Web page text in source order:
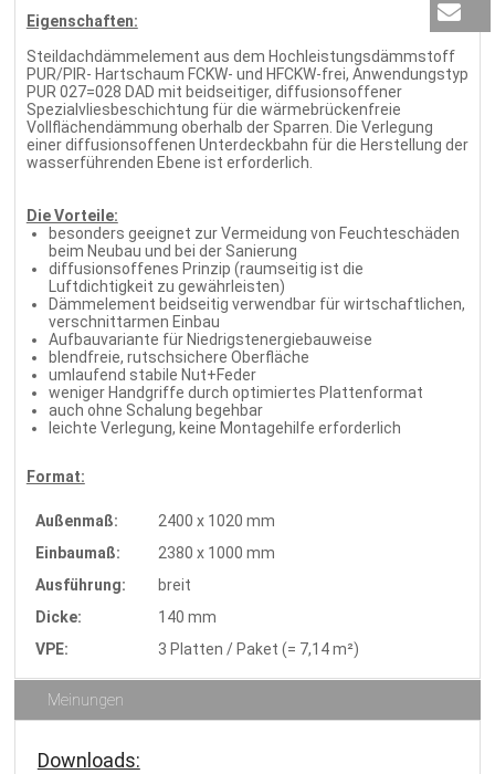
Eigenschaften:
Steildachdämmelement aus dem Hochleistungsdämmstoff
PUR/PIR- Hartschaum FCKW- und HFCKW-frei, Anwendungstyp
PUR 027=028 DAD mit beidseitiger, diffusionsoffener
Spezialvliesbeschichtung für die wärmebrückenfreie
Vollflächendämmung oberhalb der Sparren. Die Verlegung
einer diffusionsoffenen Unterdeckbahn für die Herstellung der
wasserführenden Ebene ist erforderlich.
Die Vorteile:
besonders geeignet zur Vermeidung von Feuchteschäden
beim Neubau und bei der Sanierung
diffusionsoffenes Prinzip (raumseitig ist die
Luftdichtigkeit zu gewährleisten)
Dämmelement beidseitig verwendbar für wirtschaftlichen,
verschnittarmen Einbau
Aufbauvariante für Niedrigstenergiebauweise
blendfreie, rutschsichere Oberfläche
umlaufend stabile Nut+Feder
weniger Handgriffe durch optimiertes Plattenformat
auch ohne Schalung begehbar
leichte Verlegung, keine Montagehilfe erforderlich
Format:
Außenmaß:
2400 x 1020 mm
Einbaumaß:
2380 x 1000 mm
Ausführung:
breit
Dicke:
140 mm
VPE:
3 Platten / Paket (= 7,14 m²)
Meinungen
Downloads: